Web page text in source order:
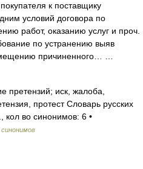
к поставщику
условий договора по
работ, оказанию услуг и проч.
по устранению выяв
причиненного… …
претензий; иск, жалоба,
протест Словарь русских
во синонимов: 6 •